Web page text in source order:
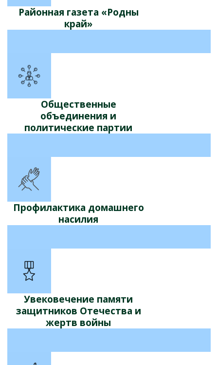
Районная газета «Родны
край»
Общественные
объединения и
политические партии
Профилактика домашнего
насилия
Увековечение памяти
защитников Отечества и
жертв войны